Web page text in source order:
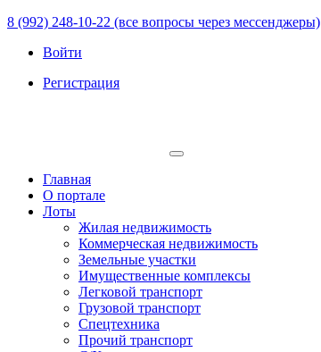
8 (992) 248-10-22 (все вопросы через мессенджеры)
Войти
Регистрация
Главная
О портале
Лоты
Жилая недвижимость
Коммерческая недвижимость
Земельные участки
Имущественные комплексы
Легковой транспорт
Грузовой транспорт
Спецтехника
Прочий транспорт